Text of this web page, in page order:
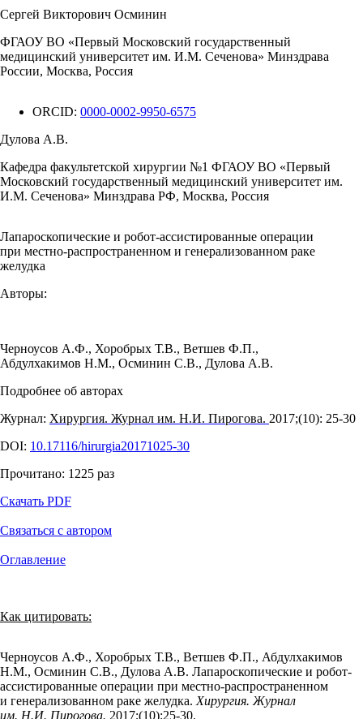
Сергей Викторович Осминин
ФГАОУ ВО «Первый Московский государственный
медицинский университет им. И.М. Сеченова» Минздрава
России, Москва, Россия
ORCID: 0000-0002-9950-6575
Дулова А.В.
Кафедра факультетской хирургии №1 ФГАОУ ВО «Первый
Московский государственный медицинский университет им.
И.М. Сеченова» Минздрава РФ, Москва, Россия
Лапароскопические и робот-ассистированные операции
при местно-распространенном и генерализованном раке
желудка
Авторы:
Черноусов А.Ф., Хоробрых Т.В., Ветшев Ф.П.,
Абдулхакимов Н.М., Осминин С.В., Дулова А.В.
Подробнее об авторах
Журнал: Хирургия. Журнал им. Н.И. Пирогова. 2017;(10): 25‑30
DOI: 10.17116/hirurgia20171025-30
Прочитано: 1225 раз
Скачать PDF
Связаться с автором
Оглавление
Как цитировать:
Черноусов А.Ф., Хоробрых Т.В., Ветшев Ф.П., Абдулхакимов
Н.М., Осминин С.В., Дулова А.В. Лапароскопические и робот-
ассистированные операции при местно-распространенном
и генерализованном раке желудка. Хирургия. Журнал
им. Н.И. Пирогова. 2017;(10):25‑30.